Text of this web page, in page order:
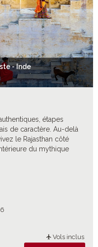
- Inde
étapes
de caractère. Au-delà
le Rajasthan côté
du mythique
Vols inclus